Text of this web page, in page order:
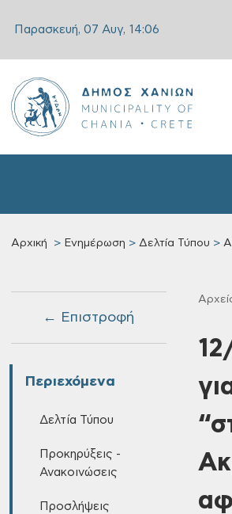
Παρασκευή, 07 Αυγ, 14:06
Αρχική Ενημέρωση Δελτία Τύπου
← Επιστροφή
Περιεχόμενα
Δελτία Τύπου
Προκηρύξεις -
Ανακοινώσεις
Προσλήψεις